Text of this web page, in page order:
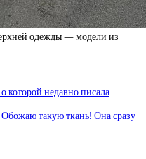
одежды — модели из
которой недавно писала
такую ткань! Она сразу